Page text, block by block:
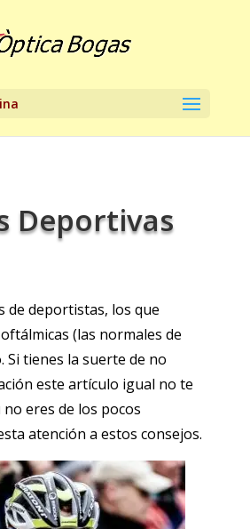
Deportivas
de deportistas, los que
(las normales de
Si tienes la suerte de no
este artículo igual no te
eres de los pocos
atención a estos consejos.